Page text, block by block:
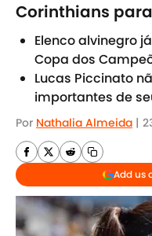
Corinthians
Elenco alvinegro
Copa dos
Lucas Piccinato
importantes de
Por Nathalia Almeida |
Add us